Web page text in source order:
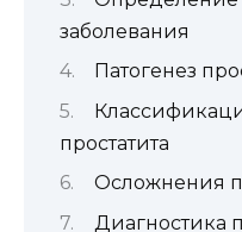
заболевания
Патогенез
простатита
Осложнения
Диагностика